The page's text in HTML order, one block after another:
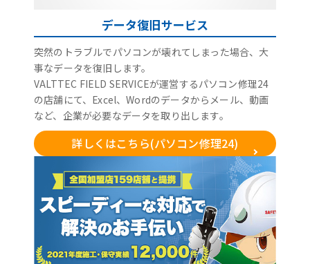
データ復旧サービス
突然のトラブルでパソコンが壊れてしまった場合、大
事なデータを復旧します。
VALTTEC FIELD SERVICEが運営するパソコン修理24
の店舗にて、Excel、Wordのデータからメール、動画
など、企業が必要なデータを取り出します。
詳しくはこちら(パソコン修理24)